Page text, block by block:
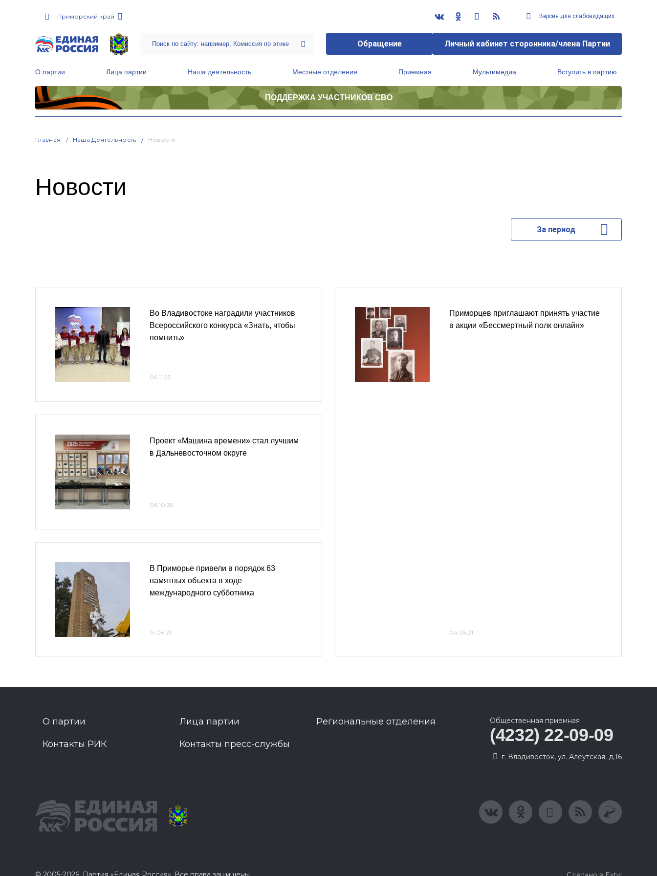
Приморский край Версия для слабовидящих
Обращение Личный кабинет сторонника/члена Партии
О партии Лица партии Наша деятельность Местные отделения Приемная Мультимедиа Вступить в партию
ПОДДЕРЖКА УЧАСТНИКОВ СВО
Главная Наша Деятельность Новости
Новости
За период
Во Владивостоке наградили участников
Всероссийского конкурса «Знать, чтобы
помнить»
06.11.25
Проект «Машина времени» стал лучшим
в Дальневосточном округе
06.10.25
В Приморье привели в порядок 63
памятных объекта в ходе
международного субботника
19.06.21
Приморцев приглашают принять участие
в акции «Бессмертный полк онлайн»
04.05.21
О партии Лица партии Региональные отделения
Контакты РИК Контакты пресс-службы
Общественная приемная
(4232) 22-09-09
г. Владивосток, ул. Алеутская, д.16